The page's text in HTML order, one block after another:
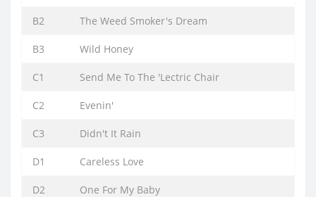
B2 The Weed Smoker's Dream
B3 Wild Honey
C1 Send Me To The 'Lectric Chair
C2 Evenin'
C3 Didn't It Rain
D1 Careless Love
D2 One For My Baby